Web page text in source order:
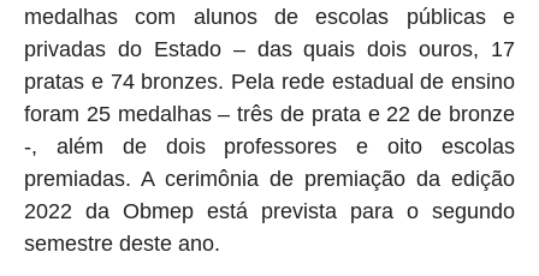
medalhas com alunos de escolas públicas e
privadas do Estado – das quais dois ouros, 17
pratas e 74 bronzes. Pela rede estadual de ensino
foram 25 medalhas – três de prata e 22 de bronze
-, além de dois professores e oito escolas
premiadas. A cerimônia de premiação da edição
2022 da Obmep está prevista para o segundo
semestre deste ano.